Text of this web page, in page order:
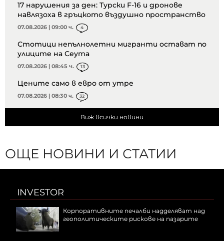
17 нарушения за ден: Турски F-16 и дронове
навлязоха в гръцкото въздушно пространство
07.08.2026 | 09:00 ч. 4
Стотици непълнолетни мигранти остават по
улиците на Сеута
07.08.2026 | 08:45 ч. 13
Цените само в евро от утре
07.08.2026 | 08:30 ч. 32
Виж всички новини
ОЩЕ НОВИНИ И СТАТИИ
INVESTOR
Корпоративните печалби надделяват над
геополитическите рискове на пазарите